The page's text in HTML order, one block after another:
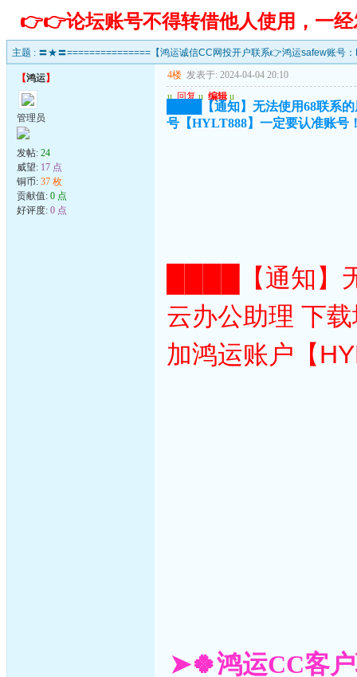
👉👉论坛账号不得转借他人使用，一
主题 : 〓★〓===============【鸿运诚信CC网投开户联系👉鸿运safew账号
【鸿运】
管理员
发帖: 24
威望: 17 点
铜币: 37 枚
贡献值: 0 点
好评度: 0 点
4楼 发表于: 2024-04-04 20:10
u 回复 u 编辑 u
████【通知】无法使用68联系
号【HYLT888】一定要认准账号
████【通知】
云办公助理 下
加鸿运账户【
➤🍀鸿运CC客